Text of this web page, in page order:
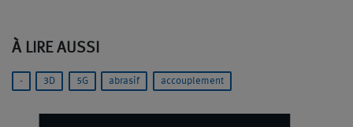
À LIRE AUSSI
- 3D 5G abrasif accouplement